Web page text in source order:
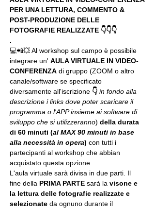
PER UNA LETTURA, COMMENTO &
POST-PRODUZIONE DELLE
FOTOGRAFIE REALIZZATE 👇👇👇
.
💻📲💥 Al workshop sul campo è possibile
integrare un' AULA VIRTUALE IN VIDEO-
CONFERENZA di gruppo (ZOOM o altro
canale/software se specificato
diversamente all'iscrizione 👇 in fondo alla
descrizione i links dove poter scaricare il
programma o l'APP insieme ai software di
sviluppo che si utilizzeranno) della durata
di 60 minuti (al MAX 90 minuti in base
alla necessità in opera) con tutti i
partecipanti al workshop che abbian
acquistato questa opzione.
L'aula virtuale sarà divisa in due parti. Il
fine della PRIMA PARTE sarà la visone e
la lettura delle fotografie realizzate e
selezionate da ognuno durante il